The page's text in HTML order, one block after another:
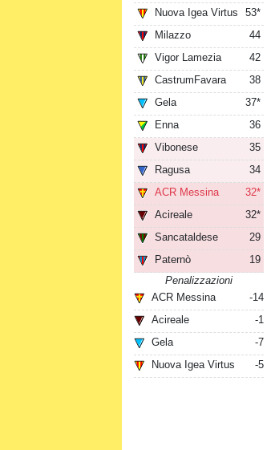
Nuova Igea Virtus
53*
Milazzo
44
Vigor Lamezia
42
CastrumFavara
38
Gela
37*
Enna
36
Vibonese
35
Ragusa
34
ACR Messina
32*
Acireale
32*
Sancataldese
29
Paternò
19
Penalizzazioni
ACR Messina
-14
Acireale
-1
Gela
-7
Nuova Igea Virtus
-5